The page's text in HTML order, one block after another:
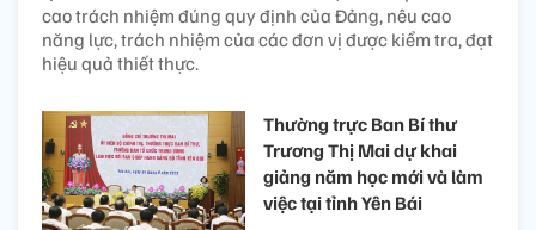
cao trách nhiệm đúng quy định của Đảng, nêu cao
năng lực, trách nhiệm của các đơn vị được kiểm tra, đạt
hiệu quả thiết thực.
Thường trực Ban Bí thư
Trương Thị Mai dự khai
giảng năm học mới và làm
việc tại tỉnh Yên Bái